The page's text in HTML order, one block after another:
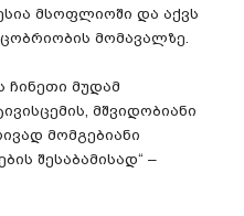
მსოფლიოში და აქვს
მომავალზე.
ჩინეთი მუდამ
მშვიდობიანი
მომგებიანი
შესაბამისად“ –